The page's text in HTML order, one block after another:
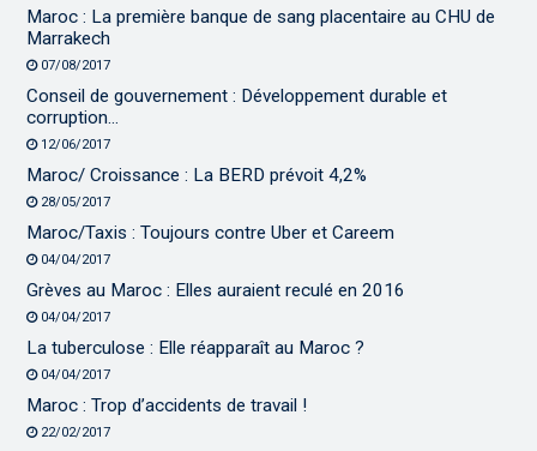
Maroc : La première banque de sang placentaire au CHU de
Marrakech
07/08/2017
Conseil de gouvernement : Développement durable et
corruption…
12/06/2017
Maroc/ Croissance : La BERD prévoit 4,2%
28/05/2017
Maroc/Taxis : Toujours contre Uber et Careem
04/04/2017
Grèves au Maroc : Elles auraient reculé en 2016
04/04/2017
La tuberculose : Elle réapparaît au Maroc ?
04/04/2017
Maroc : Trop d’accidents de travail !
22/02/2017